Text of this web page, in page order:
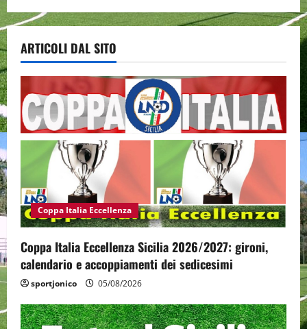
ARTICOLI DAL SITO
Coppa Italia Eccellenza
Coppa Italia Eccellenza Sicilia 2026/2027: gironi,
calendario e accoppiamenti dei sedicesimi
sportjonico 05/08/2026